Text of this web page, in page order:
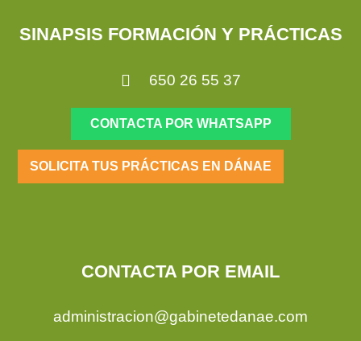
SINAPSIS FORMACIÓN Y PRÁCTICAS
650 26 55 37
CONTACTA POR WHATSAPP
SOLICITA TUS PRÁCTICAS EN DÁNAE
CONTACTA POR EMAIL
administracion@gabinetedanae.com